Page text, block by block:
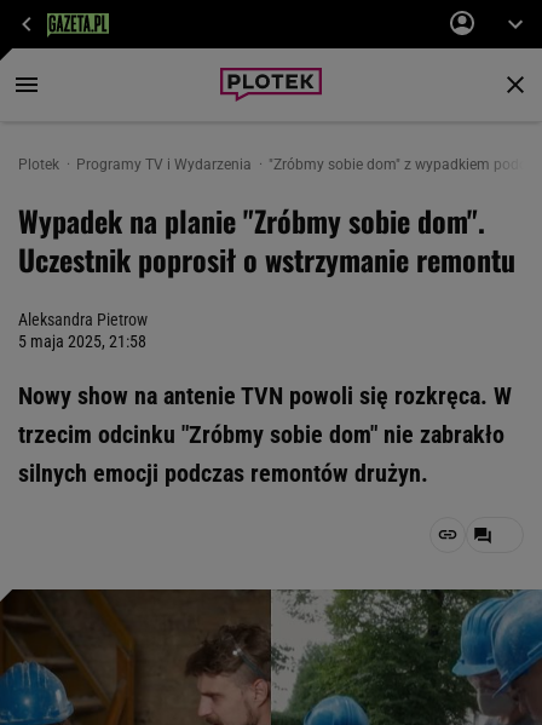
Plotek Programy TV i Wydarzenia "Zróbmy sobie dom" z wypadkiem
Wypadek na planie "Zróbmy sobie dom".
Uczestnik poprosił o wstrzymanie remontu
Aleksandra Pietrow
5 maja 2025, 21:58
Nowy show na antenie TVN powoli się rozkręca. W
trzecim odcinku "Zróbmy sobie dom" nie zabrakło
silnych emocji podczas remontów drużyn.